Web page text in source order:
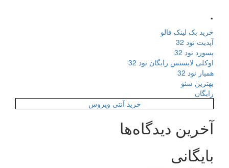
.
خرید بک لینک فالو
آپدیت نود 32
پسورد نود 32
اوکلی لایسنس رایگان نود 32
همیار نود 32
بهترین سئو
رایگان
خرید آنتی ویروس
آخرین دیدگاه‌ها
بایگانی